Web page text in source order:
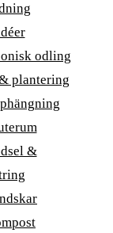
odling
plantering
&